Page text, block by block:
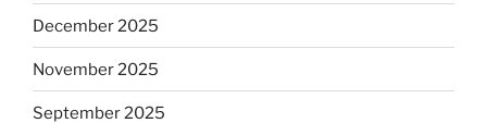
December 2025
November 2025
September 2025